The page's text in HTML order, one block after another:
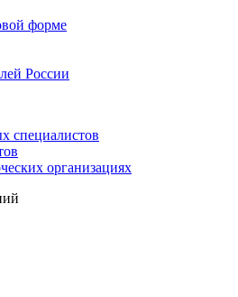
форме
России
специалистов
организациях